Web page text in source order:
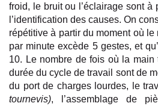
froid, le bruit ou l’éclairage sont à
l’identification des causes. On
répétitive à partir du moment où
par minute excède 5 gestes, et
10. Le nombre de fois où la main
durée du cycle de travail sont de
du port de charges lourdes, le
tournevis), l’assemblage de